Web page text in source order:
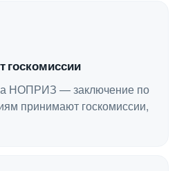
госкомиссии
НОПРИЗ — заключение по
принимают госкомиссии,